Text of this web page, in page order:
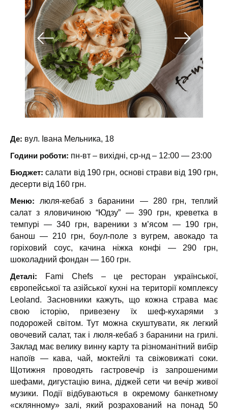
Де: вул. Івана Мельника, 18
Години роботи: пн-вт – вихідні, ср-нд – 12:00 — 23:00
Бюджет: салати від 190 грн, основі страви від 190 грн,
десерти від 160 грн.
Меню:люля-кебаб з баранини — 280 грн, теплий
салат з яловичиною “Юдзу” — 390 грн, креветка в
темпурі — 340 грн, вареники з м’ясом — 190 грн,
банош — 210 грн, боул-поле з вугрем, авокадо та
горіховий соус, качина ніжка конфі — 290 грн,
шоколадний фондан — 160 грн.
Деталі: Fami Chefs – це ресторан української,
європейської та азійської кухні на території комплексу
Leoland. Засновники кажуть, що кожна страва має
свою історію, привезену їх шеф-кухарями з
подорожей світом. Тут можна скуштувати, як легкий
овочевий салат, так і люля-кебаб з баранини на грилі.
Заклад має велику винну карту та різноманітний вибір
напоїв — кава, чай, моктейлі та свіжовижаті соки.
Щотижня проводять гастровечір із запрошеними
шефами, дигустацію вина, діджей сети чи вечір живої
музики. Події відбуваються в окремому банкетному
«склянному» залі, який розрахований на понад 50